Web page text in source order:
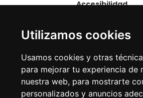
Utilizamos cookies
Usamos cookies y otras
para mejorar tu experiencia de
nuestra web, para mostrarte
personalizados y anuncios
Accesibilidad
09250 Belorado,
Burgos
Fax: 947 58 10 00